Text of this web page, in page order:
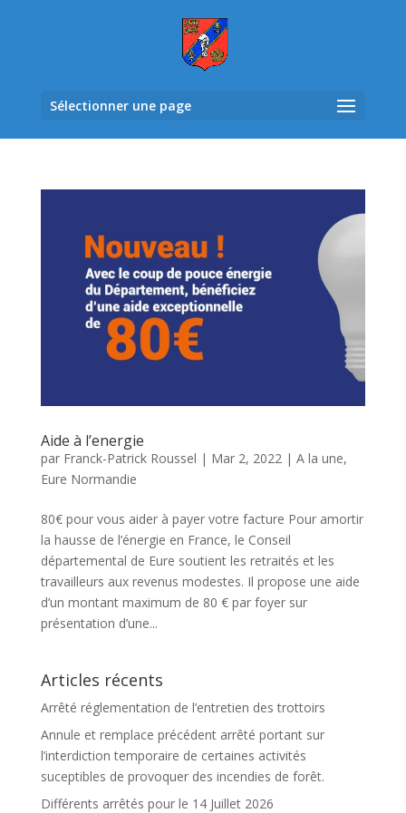
Sélectionner une page
Aide à l’energie
par Franck-Patrick Roussel | Mar 2, 2022| A la une,
Eure Normandie
80€ pour vous aider à payer votre facture Pour amortir
la hausse de l’énergie en France, le Conseil
départemental de Eure soutient les retraités et les
travailleurs aux revenus modestes. Il propose une aide
d’un montant maximum de 80 € par foyer sur
présentation d’une...
Articles récents
Arrêté réglementation de l’entretien des trottoirs
Annule et remplace précédent arrêté portant sur
l’interdiction temporaire de certaines activités
suceptibles de provoquer des incendies de forêt.
Différents arrêtés pour le 14 Juillet 2026